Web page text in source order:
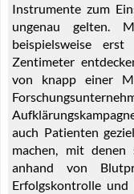
Instrumente zum
ungenau gelten.
beispielsweise
Zentimeter
von knapp einer
auch Patienten
machen, mit denen
anhand von
Erfolgskontrolle